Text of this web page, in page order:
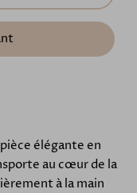
élégante en
au cœur de la
à la main